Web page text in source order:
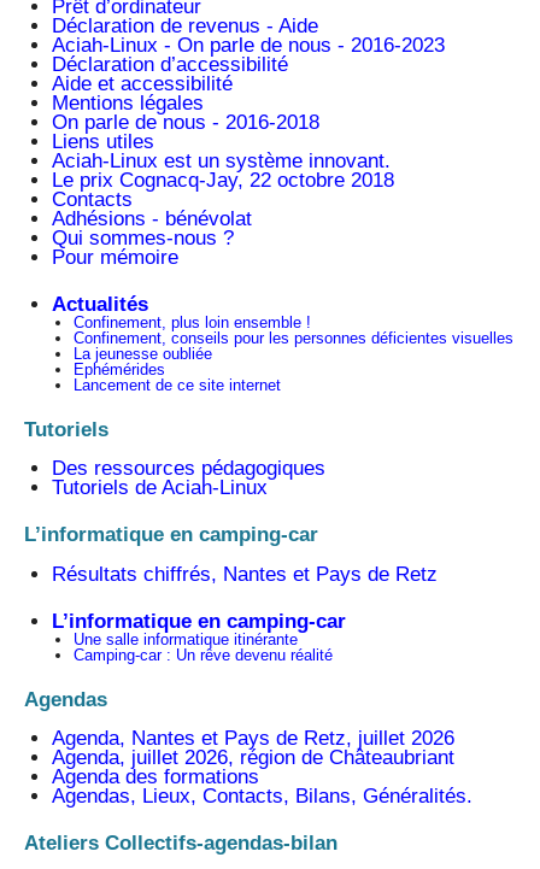
Prêt d’ordinateur
Déclaration de revenus - Aide
Aciah-Linux - On parle de nous - 2016-2023
Déclaration d’accessibilité
Aide et accessibilité
Mentions légales
On parle de nous - 2016-2018
Liens utiles
Aciah-Linux est un système innovant.
Le prix Cognacq-Jay, 22 octobre 2018
Contacts
Adhésions - bénévolat
Qui sommes-nous ?
Pour mémoire
Actualités
Confinement, plus loin ensemble !
Confinement, conseils pour les personnes déficientes visuelles
La jeunesse oubliée
Ephémérides
Lancement de ce site internet
Tutoriels
Des ressources pédagogiques
Tutoriels de Aciah-Linux
L’informatique en camping-car
Résultats chiffrés, Nantes et Pays de Retz
L’informatique en camping-car
Une salle informatique itinérante
Camping-car : Un rêve devenu réalité
Agendas
Agenda, Nantes et Pays de Retz, juillet 2026
Agenda, juillet 2026, région de Châteaubriant
Agenda des formations
Agendas, Lieux, Contacts, Bilans, Généralités.
Ateliers Collectifs-agendas-bilan